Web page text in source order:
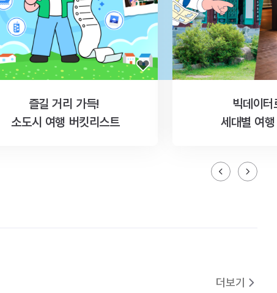
즐길 거리 가득!
소도시 여행 버킷리스트
빅데이터
세대별 여
더보기